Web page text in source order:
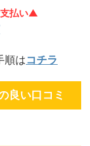
払い▲
順はコチラ
良い口コミ